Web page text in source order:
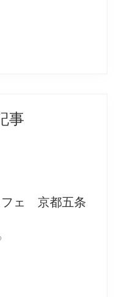
事
フェ 京都五条